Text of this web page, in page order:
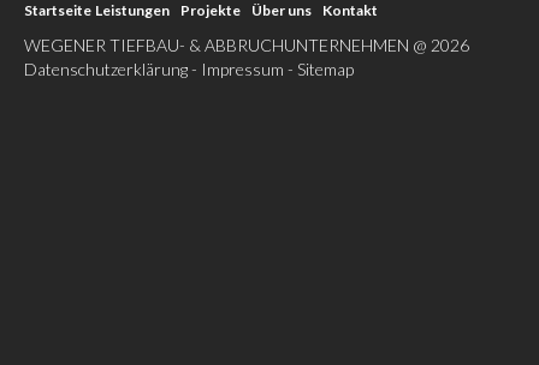
Startseite Leistungen Projekte Über uns Kontakt
WEGENER TIEFBAU- & ABBRUCHUNTERNEHMEN @ 2026
Datenschutzerklärung- Impressum - Sitemap